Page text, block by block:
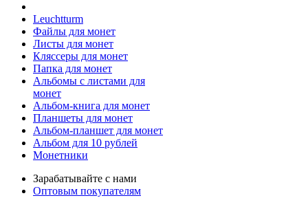
Leuchtturm
Файлы для монет
Листы для монет
Кляссеры для монет
Папка для монет
Альбомы с листами для
монет
Альбом-книга для монет
Планшеты для монет
Альбом-планшет для монет
Альбом для 10 рублей
Монетники
Зарабатывайте с нами
Оптовым покупателям